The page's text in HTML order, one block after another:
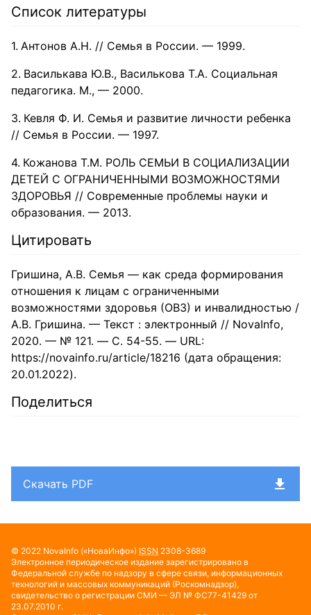
Список литературы
Антонов А.Н. // Семья в России. — 1999.
Василькава Ю.В., Василькова Т.А. Социальная
педагогика. М., — 2000.
Кевля Ф. И. Семья и развитие личности ребенка
// Семья в России. — 1997.
Кожанова Т.М. РОЛЬ СЕМЬИ В СОЦИАЛИЗАЦИИ
ДЕТЕЙ С ОГРАНИЧЕННЫМИ ВОЗМОЖНОСТЯМИ
ЗДОРОВЬЯ // Современные проблемы науки и
образования. — 2013.
Цитировать
Гришина, А.В. Семья — как среда формирования
отношения к лицам с ограниченными
возможностями здоровья (ОВЗ) и инвалидностью /
А.В. Гришина. — Текст : электронный // NovaInfo,
2020. — № 121. — С. 54-55. — URL:
https://novainfo.ru/article/18216 (дата обращения:
20.01.2022).
Поделиться
Скачать PDF
© 2022 NovaInfo («НоваИнфо») ISSN 2308-3689
Электронное периодическое издание зарегистрировано в
Федеральной службе по надзору в сфере связи, информационных
технологий и массовых коммуникаций (Роскомнадзор),
свидетельство о регистрации СМИ — ЭЛ № ФС77-41429 от
23.07.2010 г.